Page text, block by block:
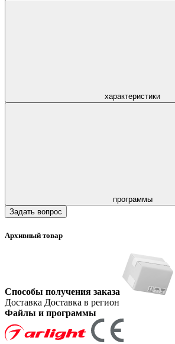
характеристики
программы
Задать вопрос
Архивный товар
Способы получения заказа
Доставка Доставка в регион
Файлы и программы